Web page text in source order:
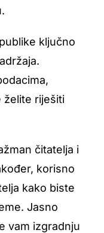
ključno
želite riješiti
čitatelja i
korisno
kako biste
Jasno
vam izgradnju